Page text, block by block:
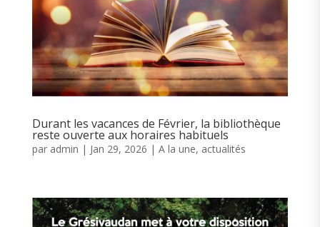
Durant les vacances de Février, la bibliothèque
reste ouverte aux horaires habituels
par admin | Jan 29, 2026 | A la une, actualités